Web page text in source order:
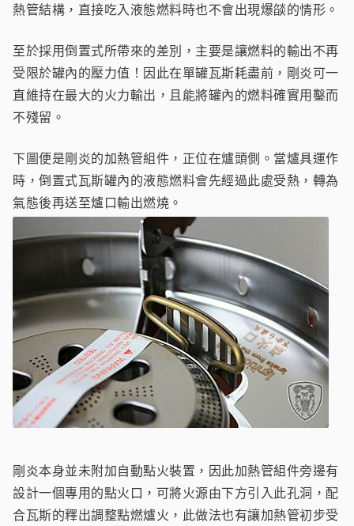
熱管結構，直接吃入液態燃料時也不會出現爆燄的情形。
至於採用倒置式所帶來的差別，主要是讓燃料的輸出不再
受限於罐內的壓力值！因此在單罐瓦斯耗盡前，剛炎可一
直維持在最大的火力輸出，且能將罐內的燃料確實用鑿而
不殘留。
下圖便是剛炎的加熱管組件，正位在爐頭側。當爐具運作
時，倒置式瓦斯罐內的液態燃料會先經過此處受熱，轉為
氣態後再送至爐口輸出燃燒。
剛炎本身並未附加自動點火裝置，因此加熱管組件旁邊有
設計一個專用的點火口，可將火源由下方引入此孔洞，配
合瓦斯的釋出調整點燃爐火，此做法也有讓加熱管初步受